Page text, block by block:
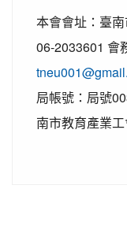
本會會址：臺
06-2033601 會
局帳號：局號
南市教育產業